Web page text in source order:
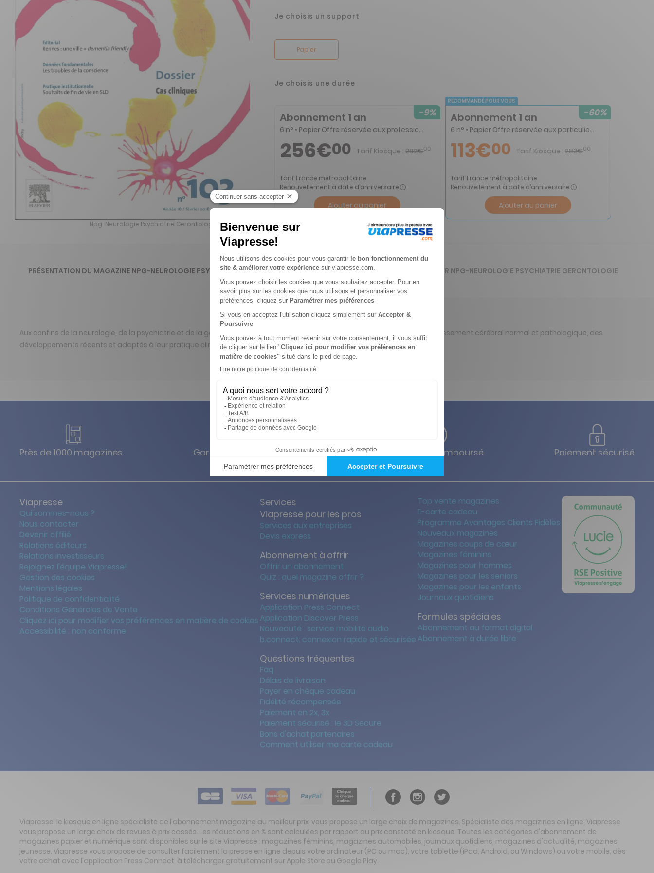
Npg-Neurologie Psychiatrie Gerontologie n° 202604
Je choisis un support
Papier
Je choisis une durée
RECOMMANDÉ POUR VOUS
-60%
Abonnement 1 an
6 n° • Papier Offre réservée aux particuliers
113€00 Tarif Kiosque : 282€00
Tarif France métropolitaine
Renouvellement à date d’anniversaire
Ajouter au panier
-9%
Abonnement 1 an
6 n° • Papier Offre réservée aux professionnels
256€00 Tarif Kiosque : 282€00
Tarif France métropolitaine
Renouvellement à date d’anniversaire
Ajouter au panier
PRÉSENTATION DU MAGAZINE NPG-NEUROLOGIE PSYCHIATRIE GERONTOLOGIE
Aux confins de la neurologie, de la psychiatrie et de la gériatrie, NPGpropose à tous les acteurs de la prise en charge du vieillissement cérébral normal et pathologique, des
développements récents et adaptés à leur pratique clinique.Un support de formation médicale continue.
L'AVIS DE VIAPRESSE SUR NPG-NEUROLOGIE PSYCHIATRIE GERONTOLOGIE
Près de 1000 magazines Garanties des prix les + bas Satisfait ou remboursé Paiement sécurisé
Viapresse
Qui sommes-nous ?
Nous contacter
Devenir affilié
Relations éditeurs
Relations investisseurs
Rejoignez l'équipe Viapresse!
Gestion des cookies
Mentions légales
Politique de confidentialité
Conditions Générales de Vente
Cliquez ici pour modifier vos préférences en matière de cookies
Accessibilité : non conforme
Services
Viapresse pour les pros
Services aux entreprises
Devis express
Abonnement à offrir
Offrir un abonnement
Quiz : quel magazine offrir ?
Services numériques
Application Press Connect
Application Discover Press
Nouveauté : service mobilité audio
b.connect: connexion rapide et sécurisée
Questions fréquentes
Faq
Délais de livraison
Payer en chèque cadeau
Fidélité récompensée
Paiement en 2x, 3x
Paiement sécurisé : le 3D Secure
Bons d'achat partenaires
Comment utiliser ma carte cadeau
Top vente magazines
E-carte cadeau
Programme Avantages Clients Fidèles
Nouveaux magazines
Magazines coups de cœur
Magazines féminins
Magazines pour hommes
Magazines pour les seniors
Magazines pour les enfants
Journaux quotidiens
Formules spéciales
Abonnement au format digital
Abonnement à durée libre
Viapresse, le kiosque en ligne spécialiste de l'abonnement magazine au meilleur prix, vous propose un large choix de magazines. Spécialiste des magazines en ligne, Viapresse
vous propose un large choix de revues à prix cassés. Les réductions en % sont calculées par rapport au prix constaté en kiosque. Toutes les catégories d'abonnement de
magazines papier et numérique sont disponibles sur le site Viapresse : magazines féminins, magazines automobiles, journaux quotidiens, magazines d'actualité, magazines
jeunesse. Viapresse vous propose de consulter facilement la presse en ligne depuis votre ordinateur (PC ou mac), votre tablette (iPad, Android, ou Windows) ou votre mobile, dès
votre achat avec l'application Press Connect, à télécharger gratuitement sur Apple Store ou Google Play.